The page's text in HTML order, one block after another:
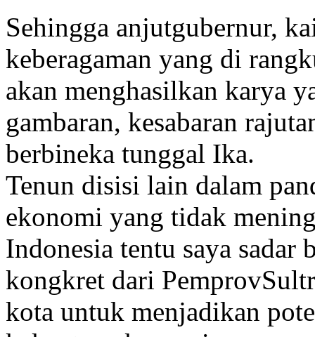
Sehingga anjutgubernur,
keberagaman yang di
akan menghasilkan karya
gambaran, kesabaran
berbineka tunggal Ika.
Tenun disisi lain dalam
ekonomi yang tidak
Indonesia tentu saya sadar
kongkret dari
kota untuk menjadikan